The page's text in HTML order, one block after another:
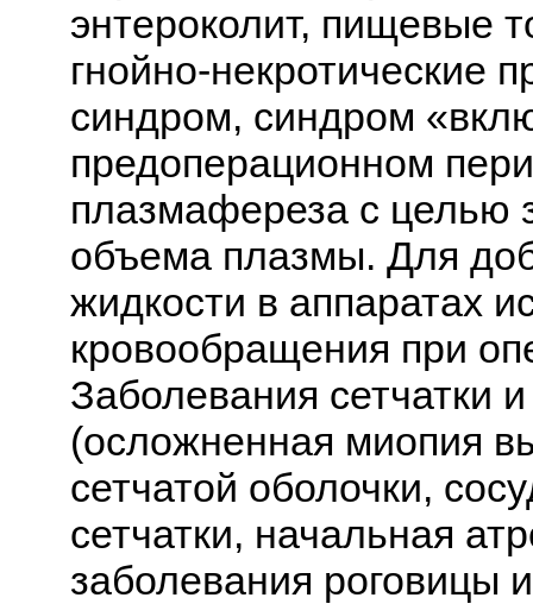
энтероколит, пищевые
гнойно-некротические
синдром, синдром
предоперационном
плазмафереза с целью
объема плазмы. Для
жидкости в аппаратах
кровообращения при
Заболевания сетчатки
(осложненная миопия
сетчатой оболочки,
сетчатки, начальная
заболевания роговицы